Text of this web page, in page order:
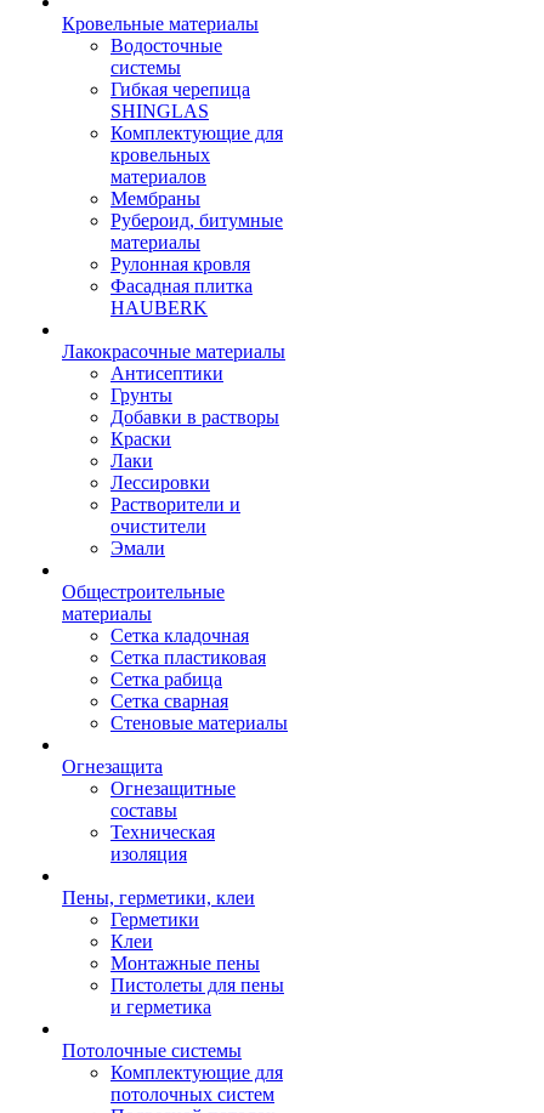
Кровельные материалы
Водосточные
системы
Гибкая черепица
SHINGLAS
Комплектующие для
кровельных
материалов
Мембраны
Рубероид, битумные
материалы
Рулонная кровля
Фасадная плитка
HAUBERK
Лакокрасочные материалы
Антисептики
Грунты
Добавки в растворы
Краски
Лаки
Лессировки
Растворители и
очистители
Эмали
Общестроительные
материалы
Сетка кладочная
Сетка пластиковая
Сетка рабица
Сетка сварная
Стеновые материалы
Огнезащита
Огнезащитные
составы
Техническая
изоляция
Пены, герметики, клеи
Герметики
Клеи
Монтажные пены
Пистолеты для пены
и герметика
Потолочные системы
Комплектующие для
потолочных систем